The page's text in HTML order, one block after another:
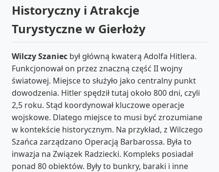
Historyczny i Atrakcje
Turystyczne w Gierłoży
Wilczy Szaniec był główną kwaterą Adolfa Hitlera.
Funkcjonował on przez znaczną część II wojny
światowej. Miejsce to służyło jako centralny punkt
dowodzenia. Hitler spędził tutaj około 800 dni, czyli
2,5 roku. Stąd koordynował kluczowe operacje
wojskowe. Dlatego miejsce to musi być zrozumiane
w kontekście historycznym. Na przykład, z Wilczego
Szańca zarządzano Operacją Barbarossa. Była to
inwazja na Związek Radziecki. Kompleks posiadał
ponad 80 obiektów. Były to bunkry, baraki i inne